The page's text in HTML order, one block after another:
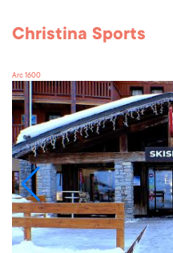
Christina Sports
Arc 1600